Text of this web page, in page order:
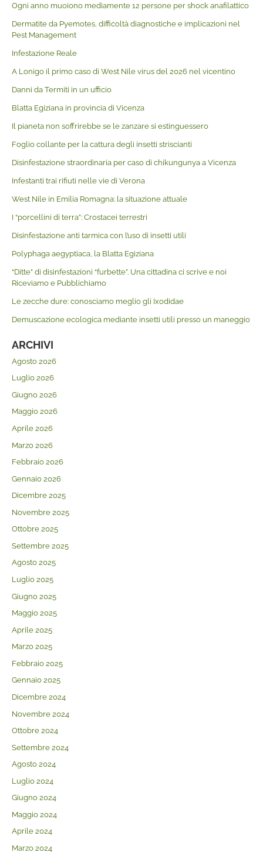
Ogni anno muoiono mediamente 12 persone per shock anafilattico
Dermatite da Pyemotes, difficoltà diagnostiche e implicazioni nel
Pest Management
Infestazione Reale
A Lonigo il primo caso di West Nile virus del 2026 nel vicentino
Danni da Termiti in un ufficio
Blatta Egiziana in provincia di Vicenza
Il pianeta non soffrirebbe se le zanzare si estinguessero
Foglio collante per la cattura degli insetti striscianti
Disinfestazione straordinaria per caso di chikungunya a Vicenza
Infestanti trai rifiuti nelle vie di Verona
West Nile in Emilia Romagna: la situazione attuale
I “porcellini di terra”: Crostacei terrestri
Disinfestazione anti tarmica con l’uso di insetti utili
Polyphaga aegyptiaca, la Blatta Egiziana
“Ditte” di disinfestazioni “furbette”. Una cittadina ci scrive e noi
Riceviamo e Pubblichiamo
Le zecche dure: conosciamo meglio gli Ixodidae
Demuscazione ecologica mediante insetti utili presso un maneggio
ARCHIVI
Agosto 2026
Luglio 2026
Giugno 2026
Maggio 2026
Aprile 2026
Marzo 2026
Febbraio 2026
Gennaio 2026
Dicembre 2025
Novembre 2025
Ottobre 2025
Settembre 2025
Agosto 2025
Luglio 2025
Giugno 2025
Maggio 2025
Aprile 2025
Marzo 2025
Febbraio 2025
Gennaio 2025
Dicembre 2024
Novembre 2024
Ottobre 2024
Settembre 2024
Agosto 2024
Luglio 2024
Giugno 2024
Maggio 2024
Aprile 2024
Marzo 2024